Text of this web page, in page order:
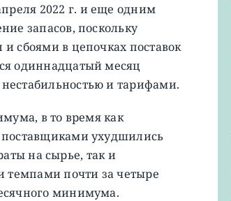
2022 г. и еще одним
запасов, поскольку
сбоями в цепочках поставок
одиннадцатый месяц
и тарифами.
в то время как
поставщиками ухудшились
на сырье, так и
темпами почти за четыре
минимума.